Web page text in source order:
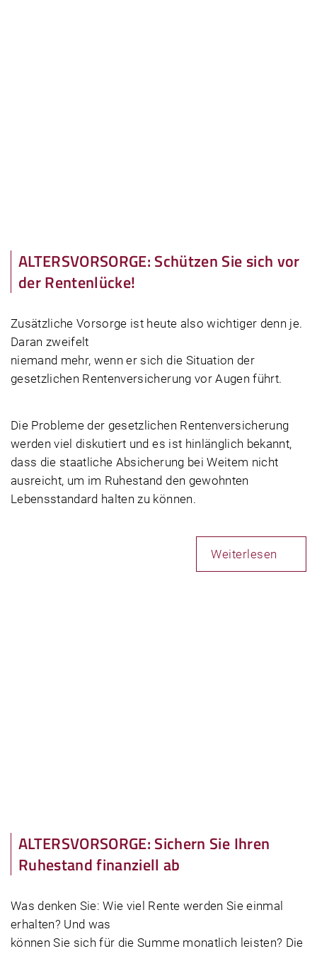
ALTERSVORSORGE: Schützen Sie sich vor
der Rentenlücke!
Zusätzliche Vorsorge ist heute also wichtiger denn je.
Daran zweifelt
niemand mehr, wenn er sich die Situation der
gesetzlichen Rentenversicherung vor Augen führt.
Die Probleme der gesetzlichen Rentenversicherung
werden viel diskutiert und es ist hinlänglich bekannt,
dass die staatliche Absicherung bei Weitem nicht
ausreicht, um im Ruhestand den gewohnten
Lebensstandard halten zu können.
Weiterlesen
ALTERSVORSORGE: Sichern Sie Ihren
Ruhestand finanziell ab
Was denken Sie: Wie viel Rente werden Sie einmal
erhalten? Und was
können Sie sich für die Summe monatlich leisten? Die